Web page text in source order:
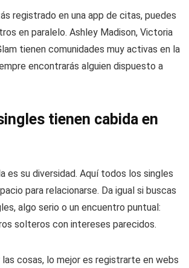
registrado en una app de citas, puedes
en paralelo. Ashley Madison, Victoria
tienen comunidades muy activas en la
encontrarás alguien dispuesto a
tienen cabida en
es su diversidad. Aquí todos los singles
para relacionarse. Da igual si buscas
algo serio o un encuentro puntual:
solteros con intereses parecidos.
las cosas, lo mejor es registrarte en webs